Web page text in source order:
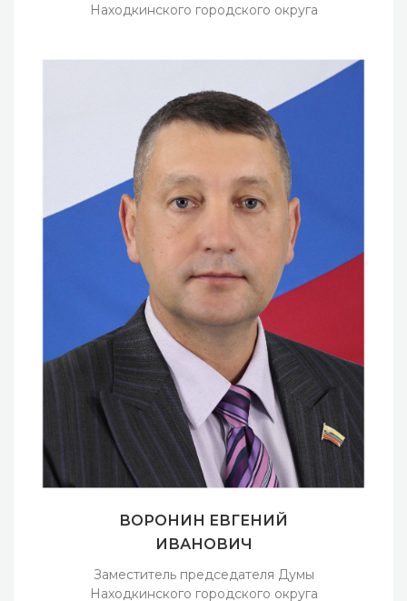
Находкинского городского округа
ВОРОНИН ЕВГЕНИЙ
ИВАНОВИЧ
Заместитель председателя Думы
Находкинского городского округа